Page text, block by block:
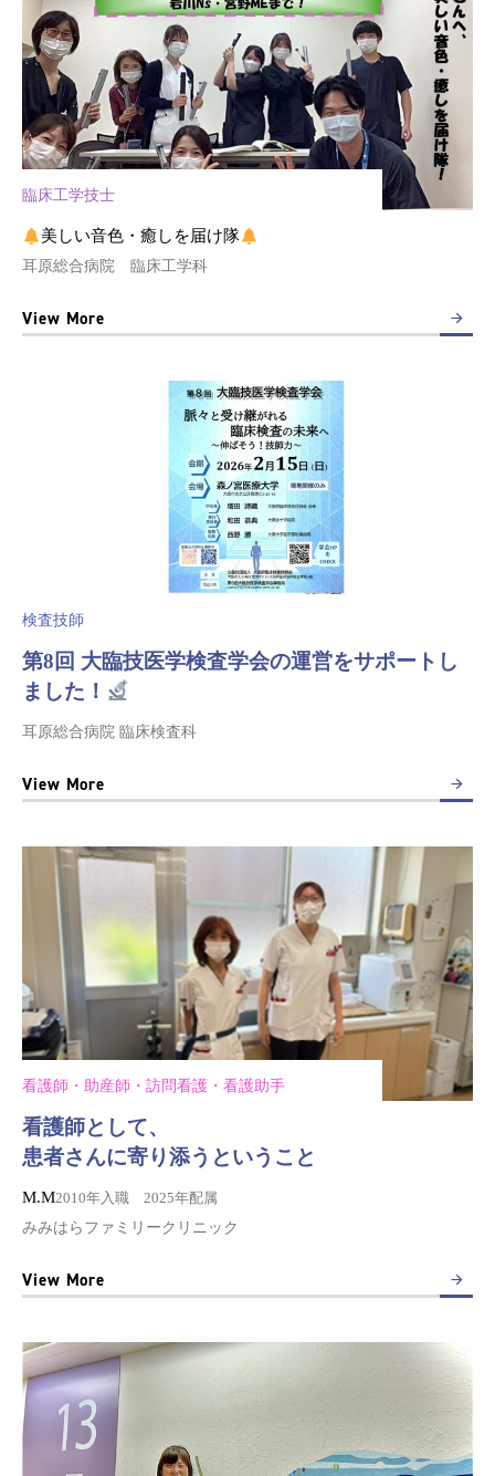
臨床工学技士
美しい音色・癒しを届け隊
耳原総合病院 臨床工学科
View More
検査技師
第8回 大臨技医学検査学会の運営をサポートし
ました！
耳原総合病院 臨床検査科
View More
看護師・助産師・訪問看護・看護助手
看護師として、
患者さんに寄り添うということ
M.M2010年入職 2025年配属
みみはらファミリークリニック
View More